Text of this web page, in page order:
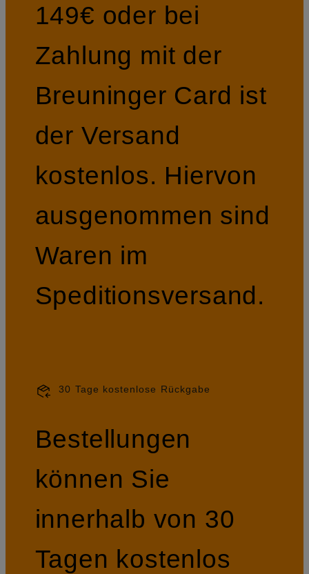
149€ oder bei
Zahlung mit der
Breuninger Card ist
der Versand
kostenlos. Hiervon
ausgenommen sind
Waren im
Speditionsversand.
30 Tage kostenlose Rückgabe
Bestellungen
können Sie
innerhalb von 30
Tagen kostenlos